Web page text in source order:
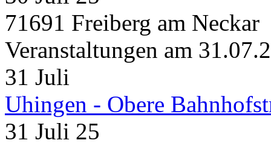
71691 Freiberg am Neckar
Veranstaltungen am
31 Juli
Uhingen - Obere
31 Juli 25